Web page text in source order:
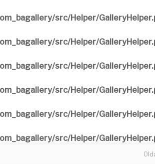
src/Helper/
src/Helper/
src/Helper/
src/Helper/
src/Helper/
src/Helper/